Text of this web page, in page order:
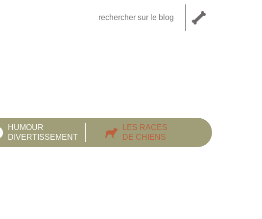
HUMOUR
DIVERTISSEMENT
LES RACES
DE CHIENS